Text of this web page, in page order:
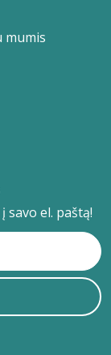
mumis
savo el. paštą!